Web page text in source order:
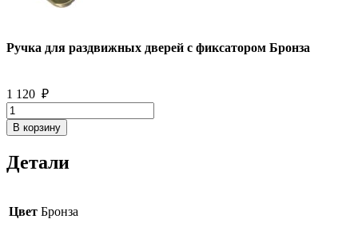
Ручка для раздвижных дверей с фиксатором Бронза
1 120 ₽
Количество
товара
Ручка
раздвижных
фиксатором
В корзину
Детали
Цвет Бронза